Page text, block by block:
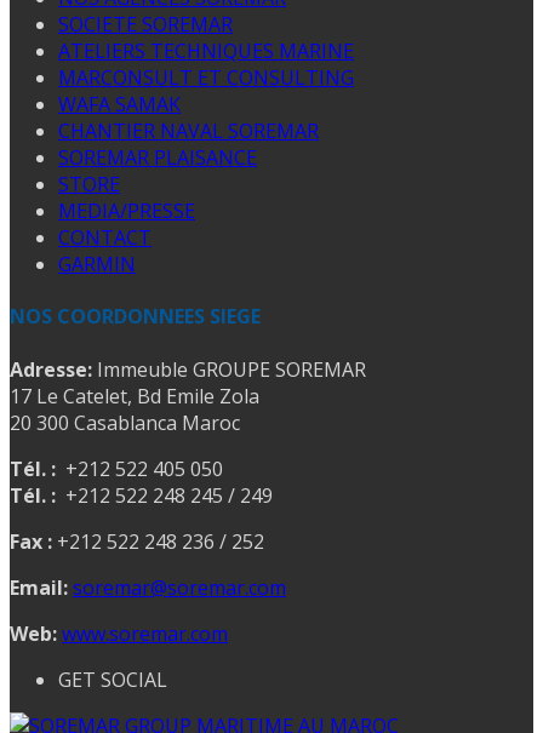
SOCIETE SOREMAR
ATELIERS TECHNIQUES MARINE
MARCONSULT ET CONSULTING
WAFA SAMAK
CHANTIER NAVAL SOREMAR
SOREMAR PLAISANCE
STORE
MEDIA/PRESSE
CONTACT
GARMIN
NOS COORDONNEES SIEGE
Adresse: Immeuble GROUPE SOREMAR
17 Le Catelet, Bd Emile Zola
20 300 Casablanca Maroc
Tél. : +212 522 405 050
Tél. : +212 522 248 245 / 249
Fax : +212 522 248 236 / 252
Email:soremar@soremar.com
Web:www.soremar.com
GET SOCIAL